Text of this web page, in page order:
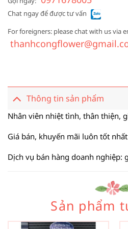
Chat ngay để được tư vấn
For foreigners: please chat with us via
Thông tin sản phẩm
Nhân viên nhiệt tình, thân thiện,
Giá bán, khuyến mãi luôn tốt
Dịch vụ bán hàng doanh nghiệp:
Sản phẩm